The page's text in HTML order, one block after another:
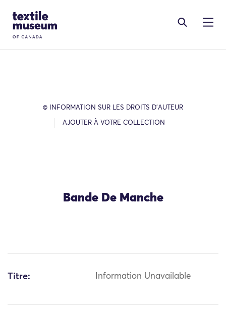
Site Logo
© INFORMATION SUR LES DROITS D’AUTEUR
AJOUTER À VOTRE COLLECTION
Bande De Manche
Titre: Information Unavailable